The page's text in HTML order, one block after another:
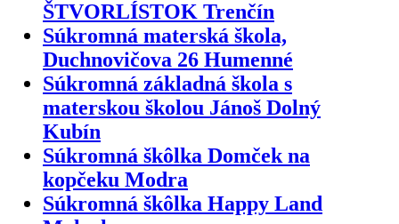
ŠTVORLÍSTOK Trenčín
Súkromná materská škola,
Duchnovičova 26 Humenné
Súkromná základná škola s
materskou školou Jánoš Dolný
Kubín
Súkromná škôlka Domček na
kopčeku Modra
Súkromná škôlka Happy Land